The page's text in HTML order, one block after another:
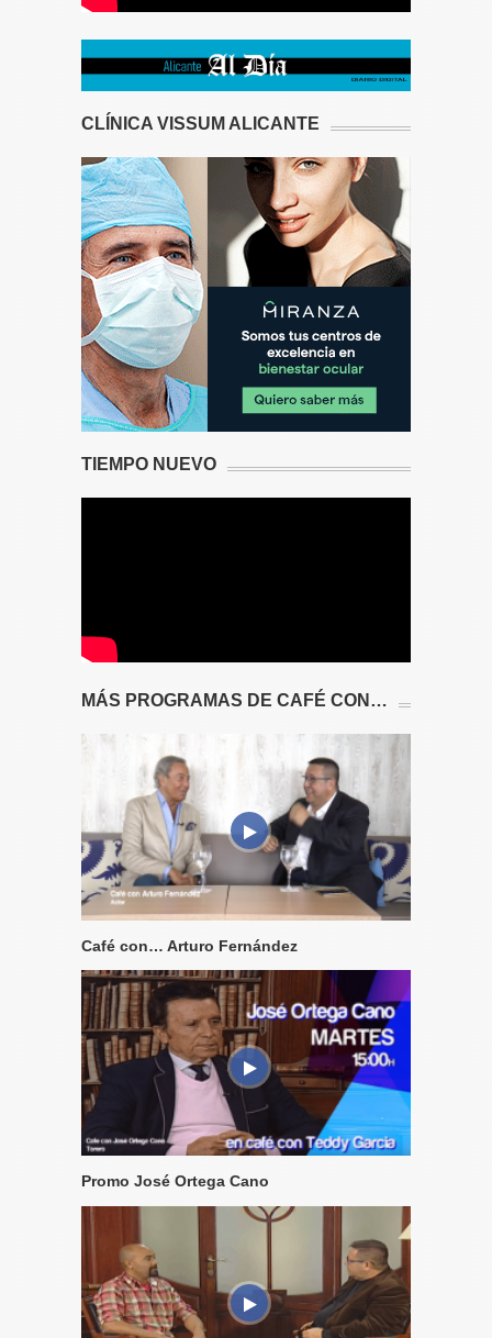
CLÍNICA VISSUM ALICANTE
TIEMPO NUEVO
MÁS PROGRAMAS DE CAFÉ CON…
Café con… Arturo Fernández
Promo José Ortega Cano